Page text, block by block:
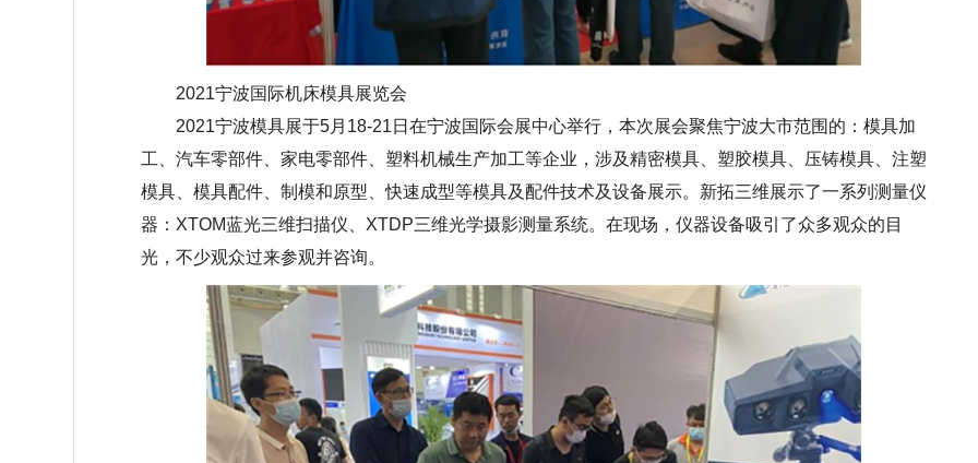
2021宁波国际机床模具展览会
2021宁波模具展于5月18-21日在宁波国际会展中心举行，本次展会聚焦宁波大市范围的：模具加
工、汽车零部件、家电零部件、塑料机械生产加工等企业，涉及精密模具、塑胶模具、压铸模具、注塑
模具、模具配件、制模和原型、快速成型等模具及配件技术及设备展示。新拓三维展示了一系列测量仪
器：XTOM蓝光三维扫描仪、XTDP三维光学摄影测量系统。在现场，仪器设备吸引了众多观众的目
光，不少观众过来参观并咨询。